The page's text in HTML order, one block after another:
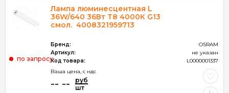
Лампа люминесцентная L
36W/640 36Вт T8 4000К G13
смол. 4008321959713
Бренд:
OSRAM
Артикул:
не указан
Код товара:
L0000001337
Ваша цена, c ндс
-- --
руб
шт
по запросу